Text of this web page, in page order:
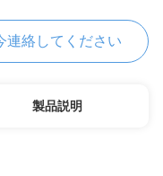
連絡してください
製品説明